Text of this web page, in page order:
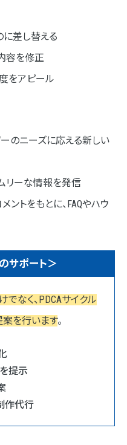
に差し替える
容を修正
度をアピール
のニーズに応える新しい
リーな情報を発信
ントをもとに、FAQやハウ
サポート＞
なく、PDCAサイクル
を行います。
提示
作代行